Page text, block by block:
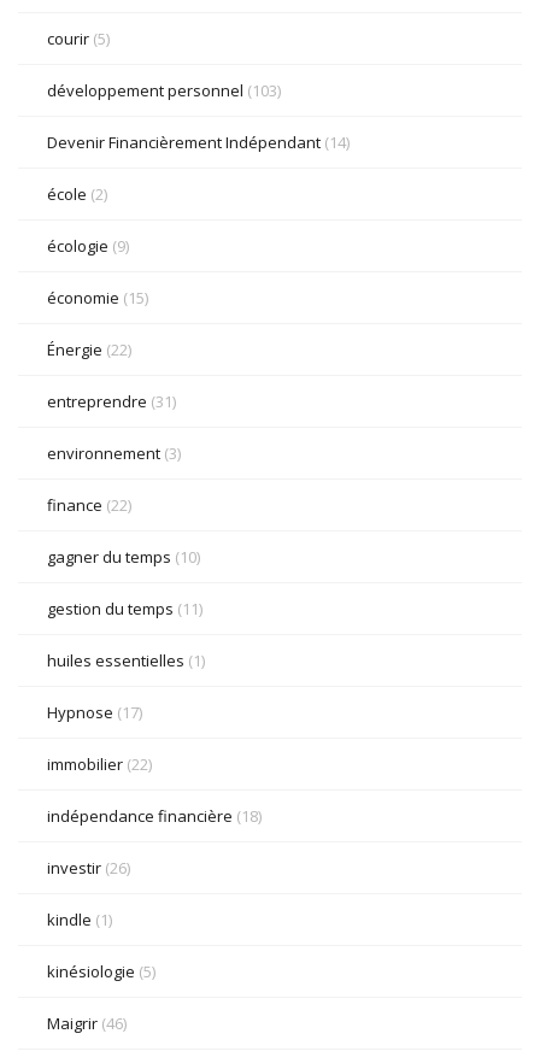
courir (5)
développement personnel (103)
Devenir Financièrement Indépendant (14)
école (2)
écologie (9)
économie (15)
Énergie (22)
entreprendre (31)
environnement (3)
finance (22)
gagner du temps (10)
gestion du temps (11)
huiles essentielles (1)
Hypnose (17)
immobilier (22)
indépendance financière (18)
investir (26)
kindle (1)
kinésiologie (5)
Maigrir (46)